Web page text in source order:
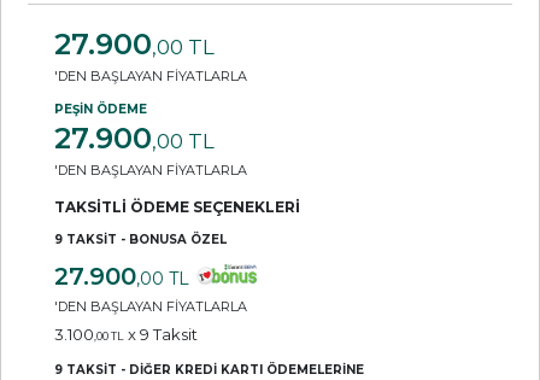
27.900,00 TL
'DEN BAŞLAYAN FİYATLARLA
PEŞİN ÖDEME
27.900,00 TL
'DEN BAŞLAYAN FİYATLARLA
TAKSİTLİ ÖDEME SEÇENEKLERİ
9 TAKSİT - BONUSA ÖZEL
27.900,00 TL
'DEN BAŞLAYAN FİYATLARLA
3.100,00 TL x 9 Taksit
9 TAKSİT - DİĞER KREDİ KARTI ÖDEMELERİNE